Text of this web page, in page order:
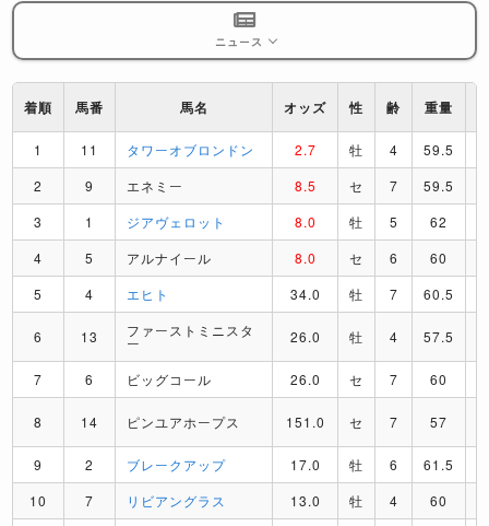
ニュース
着順 馬番 馬名 オッズ 性 齢 重量
1 11 タワーオブロンドン 2.7 牡 4 59.5
2
9 エネミー 8.5 セ 7 59.5
3
1 ジアヴェロット 8.0 牡 5 62
4
5 アルナイール 8.0 セ 6 60
5
4 エヒト 34.0 牡 7 60.5
6 13 ファーストミニスタ
ー 26.0 牡 4 57.5
7 6 ビッグコール 26.0 セ 7 60
8 14 ピンユアホープス 151.0 セ 7 57
9 2 ブレークアップ 17.0 牡 6 61.5
10
7 リビアングラス 13.0 牡 4 60